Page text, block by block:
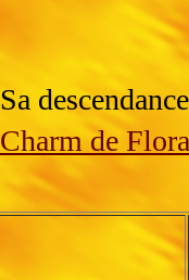
Sa
Charm de